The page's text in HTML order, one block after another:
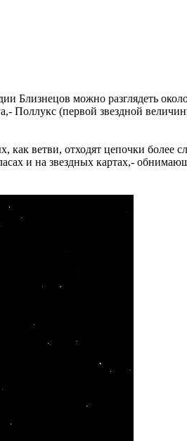
Близнецов можно разглядеть
Поллукс (первой звездной
как ветви, отходят цепочки
и на звездных картах,-